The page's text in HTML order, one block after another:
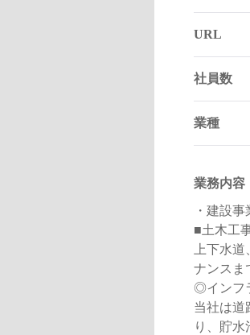
URL
社員数
業種
業務内容
・建設事
■土木工
上下水道
ナンスま
◎インフ
当社は道
り、貯水